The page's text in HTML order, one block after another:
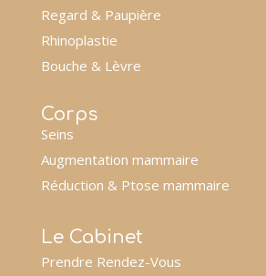
Regard & Paupière
Rhinoplastie
Bouche & Lèvre
Corps
Seins
Augmentation mammaire
Réduction & Ptose mammaire
Le Cabinet
Prendre Rendez-Vous